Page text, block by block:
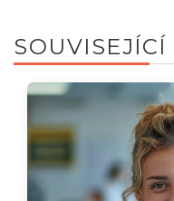
SOUVISEJÍCÍ